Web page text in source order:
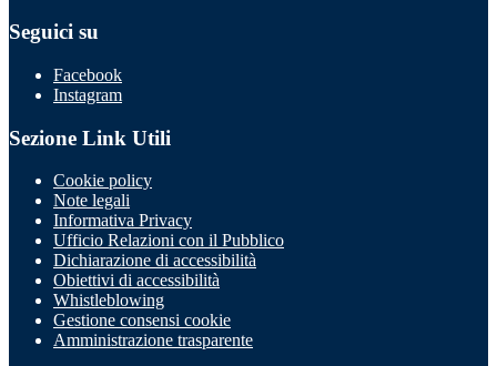
Seguici su
Facebook
Instagram
Sezione Link Utili
Cookie policy
Note legali
Informativa Privacy
Ufficio Relazioni con il Pubblico
Dichiarazione di accessibilità
Obiettivi di accessibilità
Whistleblowing
Gestione consensi cookie
Amministrazione trasparente